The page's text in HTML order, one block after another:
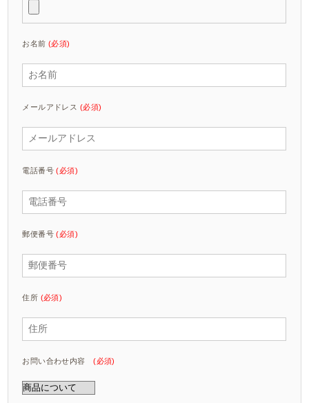
お名前 (必須)
メールアドレス (必須)
電話番号(必須)
郵便番号(必須)
住所 (必須)
お問い合わせ内容(必須)